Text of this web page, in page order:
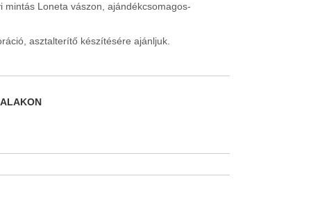
mintás Loneta vászon, ajándékcsomagos-
asztalterítő készítésére ajánljuk.